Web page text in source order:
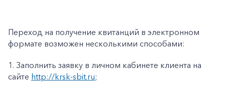
Переход на получение квитанций в электронном
формате возможен несколькими способами:
1. Заполнить заявку в личном кабинете клиента на
сайте http://krsk-sbit.ru;